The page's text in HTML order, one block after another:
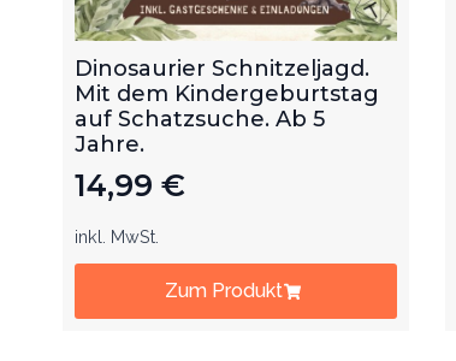
Dinosaurier Schnitzeljagd.
Mit dem Kindergeburtstag
auf Schatzsuche. Ab 5
Jahre.
14,99 €
inkl. MwSt.
Zum Produkt